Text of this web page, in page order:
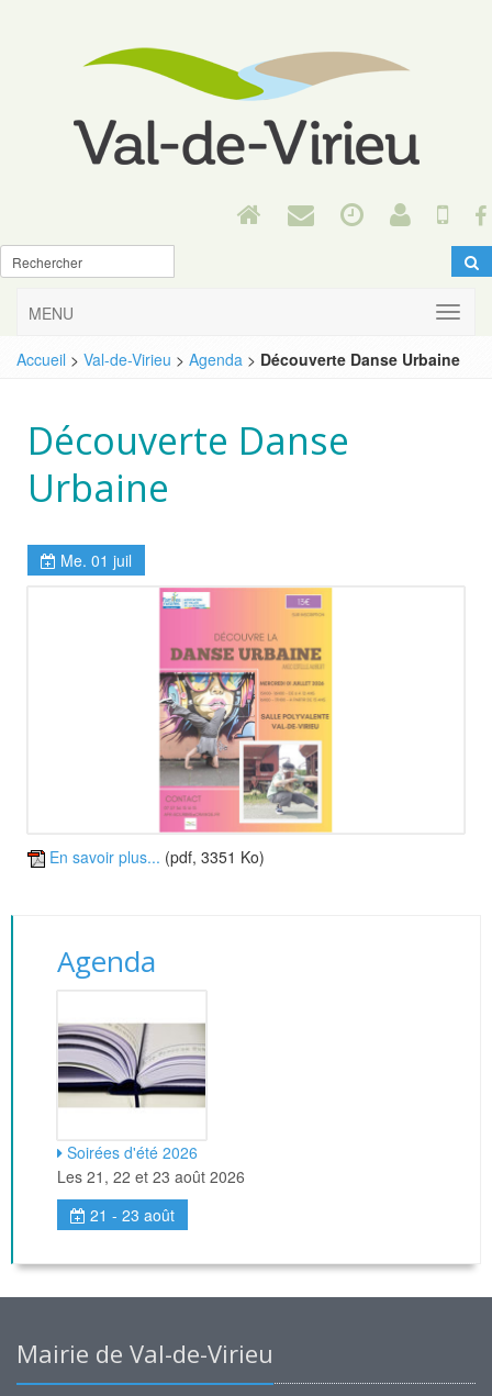
MENU
Accueil > Val-de-Virieu > Agenda > Découverte Danse Urbaine
Découverte Danse
Urbaine
Me. 01 juil
En savoir plus... (pdf, 3351 Ko)
Agenda
Soirées d'été 2026
Les 21, 22 et 23 août 2026
21 - 23 août
Mairie de Val-de-Virieu